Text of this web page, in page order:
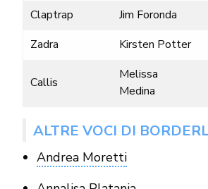
Claptrap
Jim Foronda
Zadra
Kirsten Potter
Callis
Melissa
Medina
ALTRE VOCI DI
Andrea Moretti